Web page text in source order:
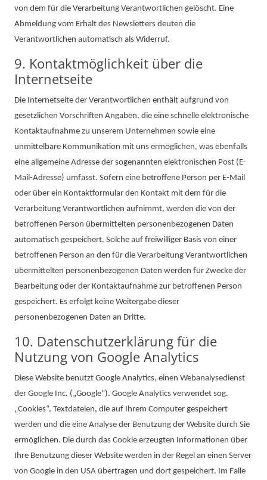
von dem für die Verarbeitung Verantwortlichen gelöscht. Eine
Abmeldung vom Erhalt des Newsletters deuten die
Verantwortlichen automatisch als Widerruf.
9. Kontaktmöglichkeit über die
Internetseite
Die Internetseite der Verantwortlichen enthält aufgrund von
gesetzlichen Vorschriften Angaben, die eine schnelle elektronische
Kontaktaufnahme zu unserem Unternehmen sowie eine
unmittelbare Kommunikation mit uns ermöglichen, was ebenfalls
eine allgemeine Adresse der sogenannten elektronischen Post (E-
Mail-Adresse) umfasst. Sofern eine betroffene Person per E-Mail
oder über ein Kontaktformular den Kontakt mit dem für die
Verarbeitung Verantwortlichen aufnimmt, werden die von der
betroffenen Person übermittelten personenbezogenen Daten
automatisch gespeichert. Solche auf freiwilliger Basis von einer
betroffenen Person an den für die Verarbeitung Verantwortlichen
übermittelten personenbezogenen Daten werden für Zwecke der
Bearbeitung oder der Kontaktaufnahme zur betroffenen Person
gespeichert. Es erfolgt keine Weitergabe dieser
personenbezogenen Daten an Dritte.
10. Datenschutzerklärung für die
Nutzung von Google Analytics
Diese Website benutzt Google Analytics, einen Webanalysedienst
der Google Inc. („Google“). Google Analytics verwendet sog.
„Cookies“, Textdateien, die auf Ihrem Computer gespeichert
werden und die eine Analyse der Benutzung der Website durch Sie
ermöglichen. Die durch das Cookie erzeugten Informationen über
Ihre Benutzung dieser Website werden in der Regel an einen Server
von Google in den USA übertragen und dort gespeichert. Im Falle